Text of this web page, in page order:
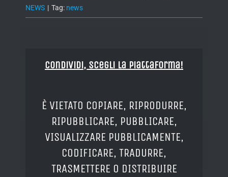
NEWS | Tag: news
Condividi, Scegli la piattaforma!
È VIETATO COPIARE, RIPRODURRE,
RIPUBBLICARE, PUBBLICARE,
VISUALIZZARE PUBBLICAMENTE,
CODIFICARE, TRADURRE,
TRASMETTERE O DISTRIBUIRE